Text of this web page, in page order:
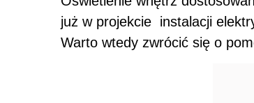
już w projekcie instalacji
Warto wtedy zwrócić się o